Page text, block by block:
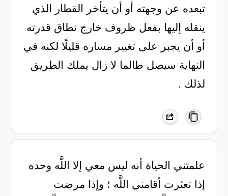
تبعده عن وجهته أو أن يتأخر القطار الذي
ينقله إليها بفعل ظروف خارج نطاق قدرته
أو أن يجبر على تغيير مساره قليلًا لكنه في
النهاية سيصل طالما لا زال يملك الطريق
لذلك .
‏علمتني الحياة ‏أنه ليس معي إلا اللَّه وحده
‏إذا تعثرت أقامني اللَّه ؛ وإذا مرضت